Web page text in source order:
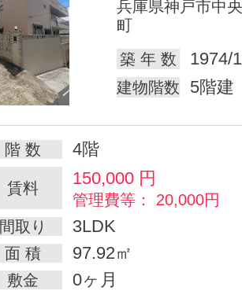
兵庫県神戸市中
町
築 年 数
1974/
建物階数 5階建
階 数 4階
賃料 150,000 円
管理費等： 20,000円
間取り
3LDK
面 積 97.92㎡
敷金 0ヶ月